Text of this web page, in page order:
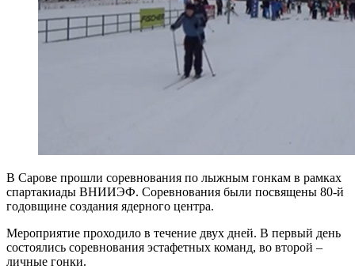
В Сарове прошли соревнования по лыжным гонкам в рамках
спартакиады ВНИИЭФ. Соревнования были посвящены 80-й
годовщине создания ядерного центра.
Мероприятие проходило в течение двух дней. В первый день
состоялись соревнования эстафетных команд, во второй –
личные гонки.